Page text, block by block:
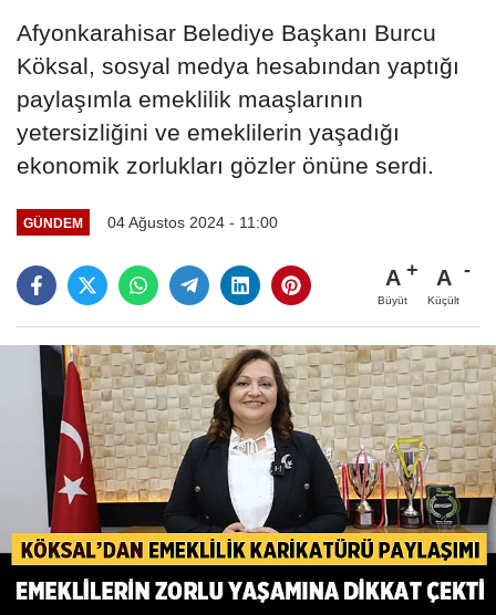
Afyonkarahisar Belediye Başkanı Burcu
Köksal, sosyal medya hesabından yaptığı
paylaşımla emeklilik maaşlarının
yetersizliğini ve emeklilerin yaşadığı
ekonomik zorlukları gözler önüne serdi.
GÜNDEM 04 Ağustos 2024 - 11:00
A
Büyüt
A
Küçült